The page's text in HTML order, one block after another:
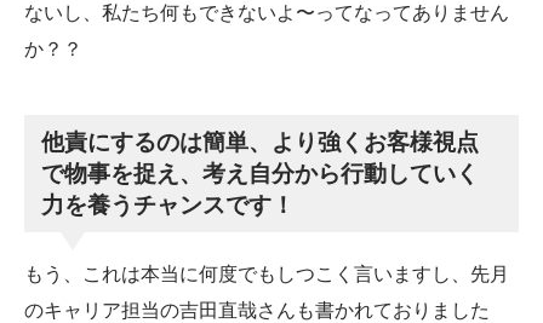
ないし、私たち何もできないよ〜ってなってありません
か？？
他責にするのは簡単、より強くお客様視点
で物事を捉え、考え自分から行動していく
力を養うチャンスです！
もう、これは本当に何度でもしつこく言いますし、先月
のキャリア担当の吉田直哉さんも書かれておりました